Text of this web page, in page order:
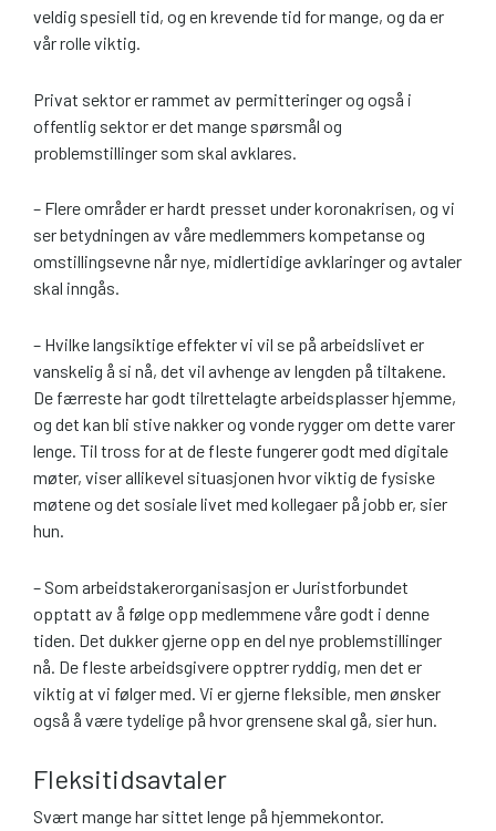
veldig spesiell tid, og en krevende tid for mange, og da er
vår rolle viktig.
Privat sektor er rammet av permitteringer og også i
offentlig sektor er det mange spørsmål og
problemstillinger som skal avklares.
– Flere områder er hardt presset under koronakrisen, og vi
ser betydningen av våre medlemmers kompetanse og
omstillingsevne når nye, midlertidige avklaringer og avtaler
skal inngås.
– Hvilke langsiktige effekter vi vil se på arbeidslivet er
vanskelig å si nå, det vil avhenge av lengden på tiltakene.
De færreste har godt tilrettelagte arbeidsplasser hjemme,
og det kan bli stive nakker og vonde rygger om dette varer
lenge. Til tross for at de fleste fungerer godt med digitale
møter, viser allikevel situasjonen hvor viktig de fysiske
møtene og det sosiale livet med kollegaer på jobb er, sier
hun.
– Som arbeidstakerorganisasjon er Juristforbundet
opptatt av å følge opp medlemmene våre godt i denne
tiden. Det dukker gjerne opp en del nye problemstillinger
nå. De fleste arbeidsgivere opptrer ryddig, men det er
viktig at vi følger med. Vi er gjerne fleksible, men ønsker
også å være tydelige på hvor grensene skal gå, sier hun.
Fleksitidsavtaler
Svært mange har sittet lenge på hjemmekontor.